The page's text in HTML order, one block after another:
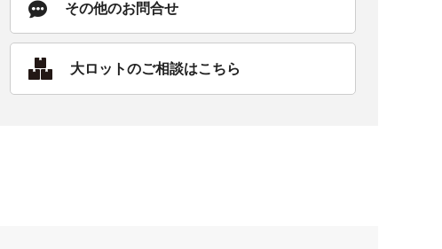
その他のお問合せ
大ロットのご相談はこちら